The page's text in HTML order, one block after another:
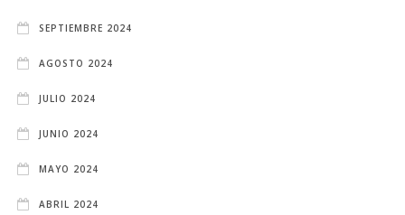
SEPTIEMBRE 2024
AGOSTO 2024
JULIO 2024
JUNIO 2024
MAYO 2024
ABRIL 2024